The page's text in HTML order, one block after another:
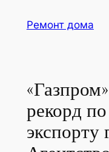
Ремонт дома
рекорд
экспорту